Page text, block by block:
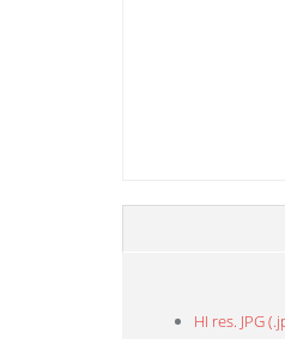
HI res. JPG